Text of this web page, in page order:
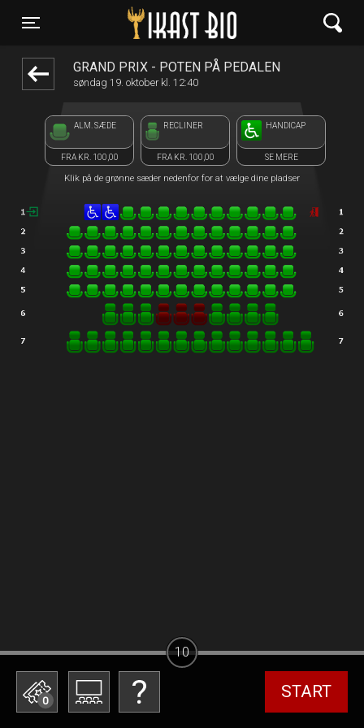
Toggle navigation
Ikast Bio
GRAND PRIX - POTEN PÅ PEDALEN
søndag 19. oktober kl. 12:40
ALM. SÆDE
FRA KR. 100,00
RECLINER
FRA KR. 100,00
HANDICAP
SE MERE
Klik på de grønne sæder nedenfor for at vælge dine pladser
0 START
10
front05-temp 113254